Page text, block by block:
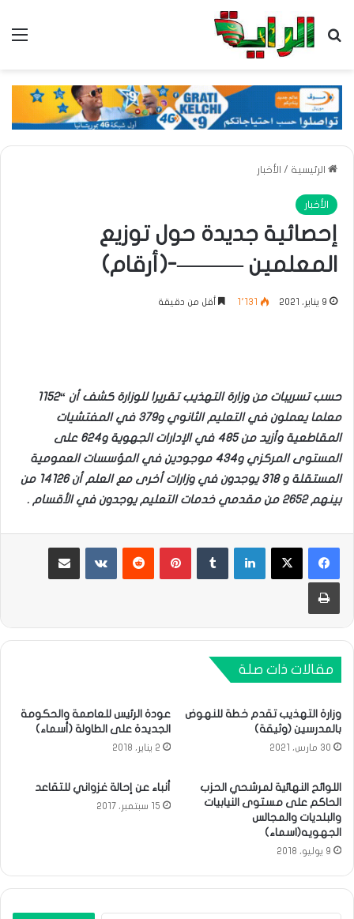
بحث عن
الرئيسية / الأخبار
الأخبار
إحصائية جديدة حول توزيع
المعلمين ———-(أرقام)
9 يناير، 2021 1٬131 أقل من دقيقة
حسب تسريبات من وزارة التهذيب تقريرا للوزارة كشف أن “1152
معلما يعملون في التعليم الثانوي و379 في المفتشيات
المقاطعية وأزيد من 485 في الإدارات الجهوية و624 على
المستوى المركزي و434 موجودين في المؤسسات العمومية
المستقلة و 318 يوجدون في وزارات أخرى مع العلم أن 14126 من
بينهم 2652 من مقدمي خدمات التعليم يوجدون في الأقسام .
لينكدإن بينتيريست مشاركة عبر البريد
طباعة
مقالات ذات صلة
وزارة التهذيب تقدم خطة للنهوض
بالمدرسين (وثيقة)
30 مارس، 2021
عودة الرئيس للعاصمة والحكومة
الجديدة على الطاولة (أسماء)
2 يناير، 2018
اللوائح النهائية لمرشحي الحزب
الحاكم على مستوى النيابيات
والبلديات والمجالس
الجهويه(اسماء)
9 يوليو، 2018
أنباء عن إحالة غزواني للتقاعد
15 سبتمبر، 2017